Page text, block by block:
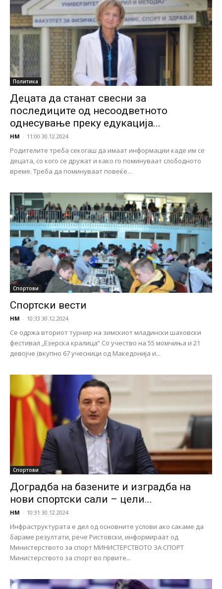
Политика
Децата да станат свесни за
последиците од несоодветното
однесување преку едукација...
НМ - 11:00 30.12.2024
Родителите треба секогаш да имаат информации каде им се
децата, со кого се дружат и како го поминуваат слободното
време. Треба да поминуваат повеќе...
Спортови
Спортски вести
НМ - 10:33 30.12.2024
Се одржа вториот турнир на зимскиот младински шаховски
фестивал „Езерска кралица“ Со учество на 55 момчиња и 21
девојче (вкупно 67 учесници од Македонија и...
Спортови
Доградба на базените и изградба на
нови спортски сали – цели...
НМ - 10:31 30.12.2024
Инфраструктурата е дел од основните услови ако сакаме да
бараме резултати, рече Ристовски, информираат од
Министерството за спорт МИНИСТЕРСТВОТО ЗА СПОРТ
Министерството за спорт во првите...